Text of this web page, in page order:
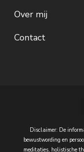
Over mij
Contact
Disclaimer: De
bewustwording en
meditaties, holistische